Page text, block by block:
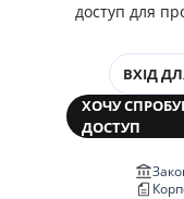
доступ для
ВХІД
ХОЧУ
ДОСТУП